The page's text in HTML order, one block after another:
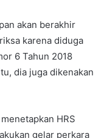
akan berakhir
karena diduga
6 Tahun 2018
dia juga dikenakan
HRS
gelar perkara